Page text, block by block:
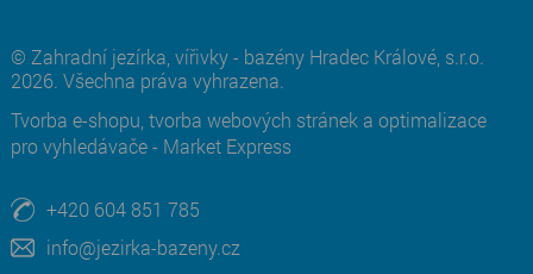
© Zahradní jezírka, vířivky - bazény Hradec Králové, s.r.o.
2026. Všechna práva vyhrazena.
Tvorba e-shopu tvorba webových stránek a optimalizace
pro vyhledávače- Market Express
+420 604 851 785
info@jezirka-bazeny.cz